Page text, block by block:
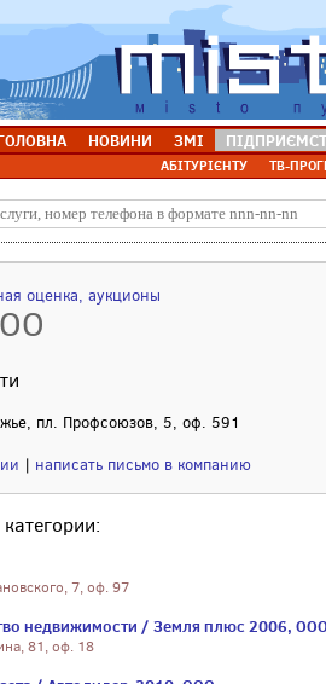
НОВИНИ ЗМІ
АБІТУРІЄНТУ ТВ-
оценка, аукционы
пл. Профсоюзов, 5, оф. 591
| написать письмо в компанию
7, оф. 97
недвижимости / Земля плюс 2006,
81, оф. 18